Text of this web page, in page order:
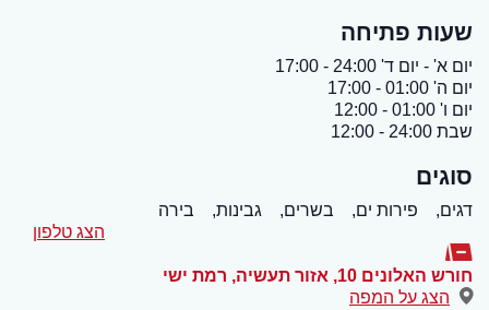
שעות פתיחה
יום א' - יום ד' 24:00 - 17:00
יום ה' 01:00 - 17:00
יום ו' 01:00 - 12:00
שבת 24:00 - 12:00
סוגים
דגים, פירות ים, בשרים, גבינות,
בירה
הצג טלפון
חורש האלונים 10, אזור תעשיה , רמת ישי
הצג על המפה